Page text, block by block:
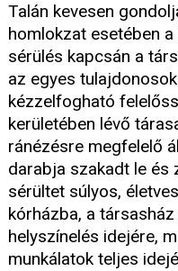
Talán kevesen
homlokzat esetében
sérülés kapcsán a
az egyes
kézzelfogható
kerületében lévő
ránézésre megfelelő
darabja szakadt le és
sérültet súlyos,
kórházba, a
helyszínelés idejére,
munkálatok teljes